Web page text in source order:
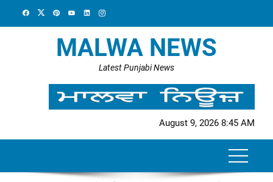
MALWA NEWS
Latest Punjabi News
August 9, 2026 8:45 AM